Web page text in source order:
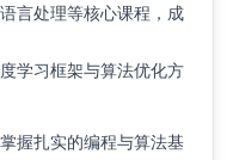
言处理等核心课程，成
学习框架与算法优化方
握扎实的编程与算法基